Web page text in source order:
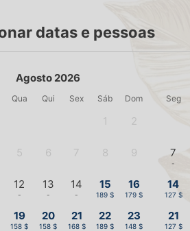
datas e pessoas
Agosto 2026
Qua Qui Sex Sáb Dom
1 2
5 6 7 8 9
12
-
13
-
14
-
15
189 $
16
179 $
19
158 $
20
158 $
21
168 $
22
189 $
23
148 $
Seg
7
-
14
127 $
21
127 $